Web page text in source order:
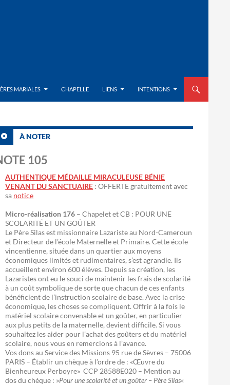
MARIALES
CHAPELLE LIENS INTENTIONS
À NOTER
105
AUTHENTIQUE MÉDAILLE MIRACULEUSE BÉNIE
VENANT DU SANCTUAIRE : OFFERTE gratuitement avec
sa notice
Micro-réalisation 176 – Chapelet et CB : POUR UNE
SCOLARITÉ ET UN GOÛTER
Le Père Silas est missionnaire Lazariste au Nord-Cameroun
et Directeur de l’école Maternelle et Primaire. Cette école
vincentienne, située dans un quartier aux moyens
économiques limités et rudimentaires, s’est agrandie. Ils
accueillent environ 600 élèves. Depuis sa création, les
Lazaristes ont eu le souci de maintenir les frais de scolarité
à un coût symbolique de sorte que chacun de ces enfants
bénéficient de l’instruction scolaire de base. Avec la crise
économique, les choses se compliquent. Offrir à la fois le
matériel scolaire convenable et un goûter, en particulier
aux plus petits de la maternelle, devient difficile. Si vous
souhaitez les aider pour l’achat des goûters et du matériel
scolaire, nous vous en remercions à l’avance.
Vos dons au Service des Missions 95 rue de Sèvres – 75006
PARIS – Établir un chèque à l’ordre de : «Œuvre du
Bienheureux Perboyre» CCP 28588E020 – Mention au
dos du chèque : »Pour une scolarité et un goûter – Père Silas«